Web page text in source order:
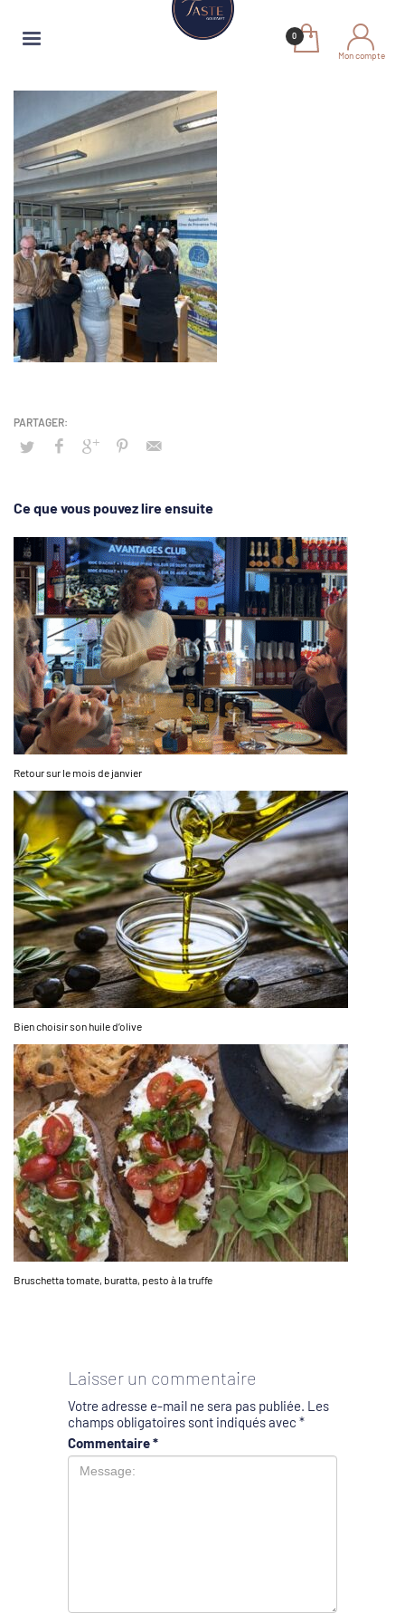
Mon compte
Ce que vous pouvez lire ensuite
Retour sur le mois de janvier
Bien choisir son huile d’olive
Bruschetta tomate, buratta, pesto à la truffe
Laisser un commentaire
Votre adresse e-mail ne sera pas publiée. Les
champs obligatoires sont indiqués avec *
Commentaire*